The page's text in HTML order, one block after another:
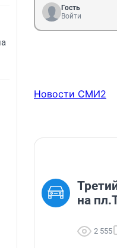
Гость
Войти
Новости СМИ2
на
2 555